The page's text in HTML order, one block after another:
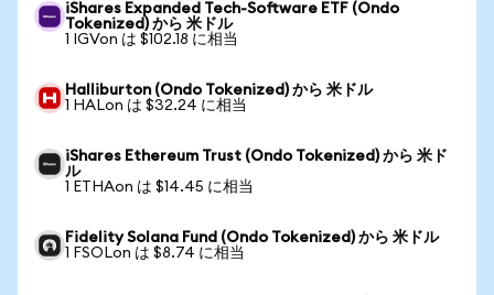
iShares Expanded Tech-Software ETF (Ondo
Tokenized) から 米ドル
1 IGVon は $102.18 に相当
Halliburton (Ondo Tokenized) から 米ドル
1 HALon は $32.24 に相当
iShares Ethereum Trust (Ondo Tokenized) から 米ド
ル
1 ETHAon は $14.45 に相当
Fidelity Solana Fund (Ondo Tokenized) から 米ドル
1 FSOLon は $8.74 に相当